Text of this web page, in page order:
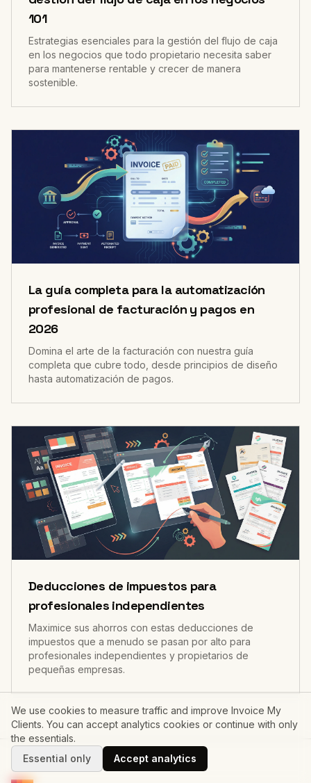
101
Estrategias esenciales para la gestión del flujo de caja
en los negocios que todo propietario necesita saber
para mantenerse rentable y crecer de manera
sostenible.
La guía completa para la automatización
profesional de facturación y pagos en
2026
Domina el arte de la facturación con nuestra guía
completa que cubre todo, desde principios de diseño
hasta automatización de pagos.
Deducciones de impuestos para
profesionales independientes
Maximice sus ahorros con estas deducciones de
impuestos que a menudo se pasan por alto para
profesionales independientes y propietarios de
pequeñas empresas.
We use cookies to measure traffic and improve Invoice My
Clients. You can accept analytics cookies or continue with only
the essentials.
Essential only
Accept analytics